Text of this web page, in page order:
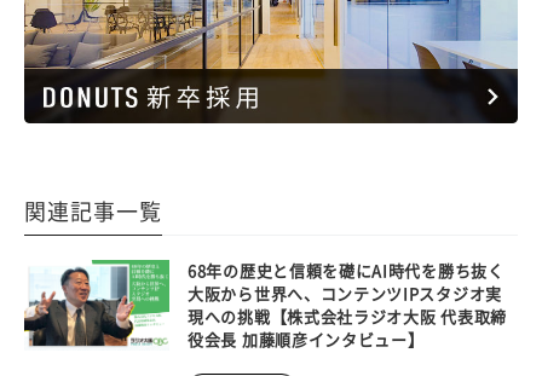
関連記事一覧
68年の歴史と信頼を礎にAI時代を勝ち抜く
大阪から世界へ、コンテンツIPスタジオ実
現への挑戦【株式会社ラジオ大阪 代表取締
役会長 加藤順彦インタビュー】